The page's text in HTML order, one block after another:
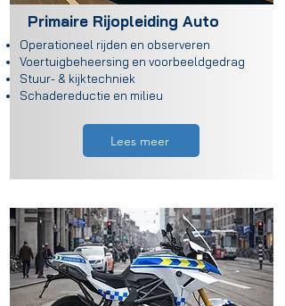
Primaire Rijopleiding Auto
Operationeel rijden en observeren
Voertuigbeheersing en voorbeeldgedrag
Stuur- & kijktechniek
Schadereductie en milieu
Lees meer